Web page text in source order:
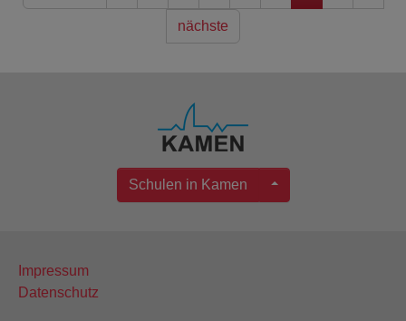
nächste
Schulen in Kamen
Impressum
Datenschutz